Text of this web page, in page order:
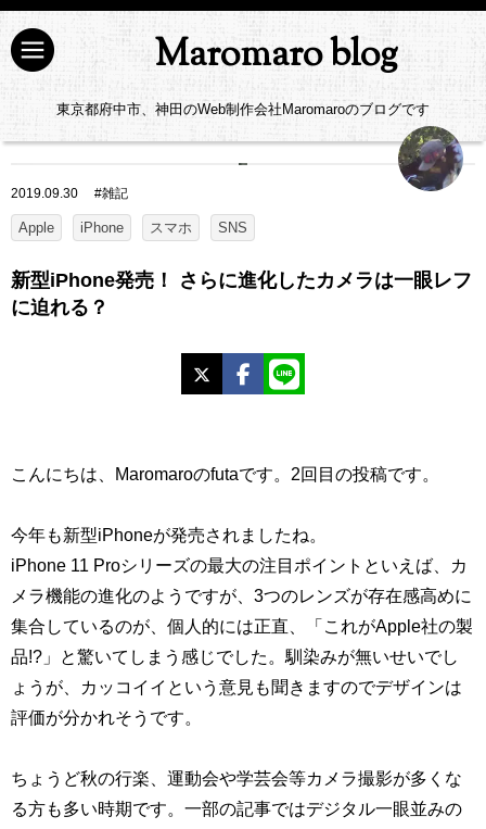
Maromaro blog
東京都府中市、神田のWeb制作会社Maromaroのブログです
2019.09.30 #雑記
Apple iPhone スマホ SNS
新型iPhone発売！ さらに進化したカメラは一眼レフ
に迫れる？
Facebook
こんにちは、Maromaroのfutaです。2回目の投稿です。
今年も新型iPhoneが発売されましたね。
iPhone 11 Proシリーズの最大の注目ポイントといえば、カ
メラ機能の進化のようですが、3つのレンズが存在感高めに
集合しているのが、個人的には正直、「これがApple社の製
品!?」と驚いてしまう感じでした。馴染みが無いせいでし
ょうが、カッコイイという意見も聞きますのでデザインは
評価が分かれそうです。
ちょうど秋の行楽、運動会や学芸会等カメラ撮影が多くな
る方も多い時期です。一部の記事ではデジタル一眼並みの